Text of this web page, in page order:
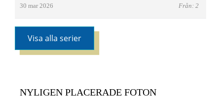
30 mar 2026 Från: 2
Visa alla serier
NYLIGEN PLACERADE FOTON